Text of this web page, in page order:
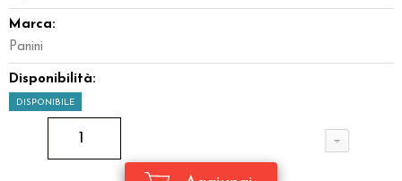
Marca:
Panini
Disponibilità:
DISPONIBILE